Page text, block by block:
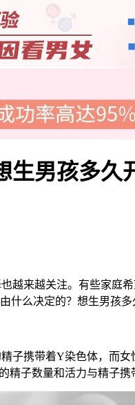
男孩多久
来越关注。有些家庭希
什么决定的？想生男孩多
携带着Y染色体，而女
子数量和活力与精子携